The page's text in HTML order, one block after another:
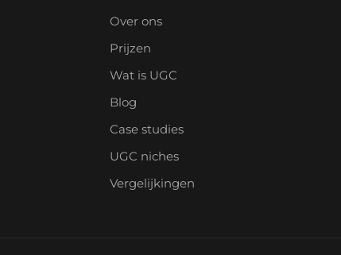
Over ons
Prijzen
Wat is UGC
Blog
Case studies
UGC niches
Vergelijkingen